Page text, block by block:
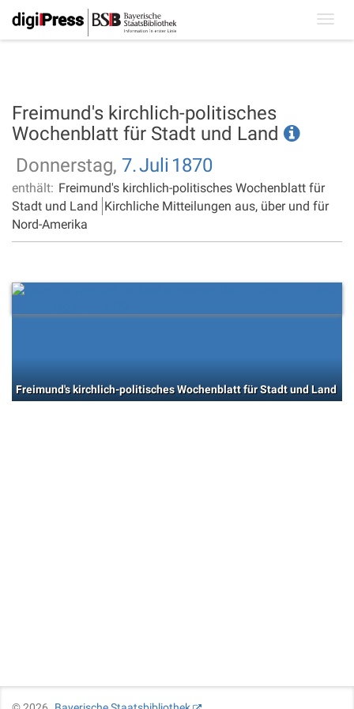
Freimund's kirchlich-politisches
Wochenblatt für Stadt und Land
Donnerstag, 7.Juli 1870
enthält: Freimund's kirchlich-politisches Wochenblatt für
Stadt und Land Kirchliche Mitteilungen aus, über und für
Nord-Amerika
Freimund's kirchlich-politisches Wochenblatt für Stadt und Land